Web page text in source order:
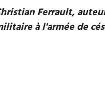
Ferrault,
à l'armée de